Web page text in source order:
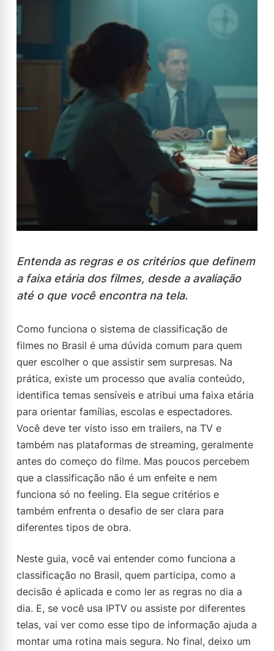
Entenda as regras e os critérios que definem
a faixa etária dos filmes, desde a avaliação
até o que você encontra na tela.
Como funciona o sistema de classificação de
filmes no Brasil é uma dúvida comum para quem
quer escolher o que assistir sem surpresas. Na
prática, existe um processo que avalia conteúdo,
identifica temas sensíveis e atribui uma faixa etária
para orientar famílias, escolas e espectadores.
Você deve ter visto isso em trailers, na TV e
também nas plataformas de streaming, geralmente
antes do começo do filme. Mas poucos percebem
que a classificação não é um enfeite e nem
funciona só no feeling. Ela segue critérios e
também enfrenta o desafio de ser clara para
diferentes tipos de obra.
Neste guia, você vai entender como funciona a
classificação no Brasil, quem participa, como a
decisão é aplicada e como ler as regras no dia a
dia. E, se você usa IPTV ou assiste por diferentes
telas, vai ver como esse tipo de informação ajuda a
montar uma rotina mais segura. No final, deixo um